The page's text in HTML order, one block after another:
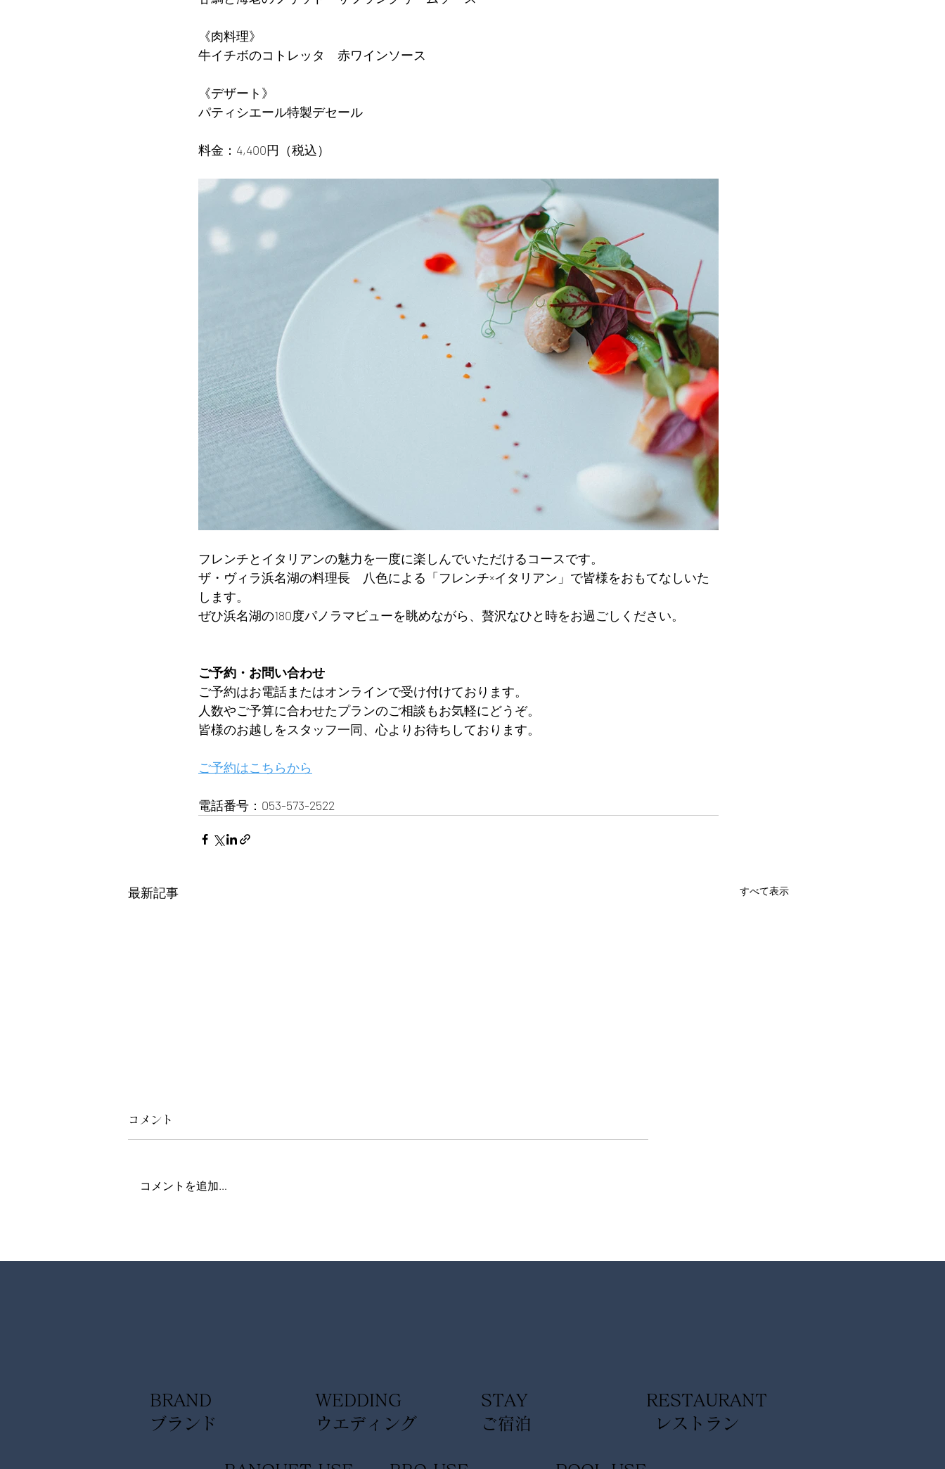
《肉料理》
牛イチボのコトレッタ　赤ワインソース
《デザート》
パティシエール特製デセール
料金： 4,400円（税込）
フレンチとイタリアンの魅力を一度に楽しんでいただけるコースです。
ザ・ヴィラ浜名湖の料理長　八色による「フレンチ×イタリアン」で皆様をおもてなしいた
します。
ぜひ浜名湖の180度パノラマビューを眺めながら、贅沢なひと時をお過ごしください。
ご予約・お問い合わせ
ご予約はお電話またはオンラインで受け付けております。
人数やご予算に合わせたプランのご相談もお気軽にどうぞ。
皆様のお越しをスタッフ一同、心よりお待ちしております。
ご予約はこちらから
電話番号：053-573-2522
最新記事 すべて表示
しむ「体験型BBQビアガーデ
ァンスフェア 開催のお知ら
コメント
コメントを追加…
BRAND
​ブランド
WEDDING
ウエディング
STAY
ご宿泊
RESTAURANT
レストラン